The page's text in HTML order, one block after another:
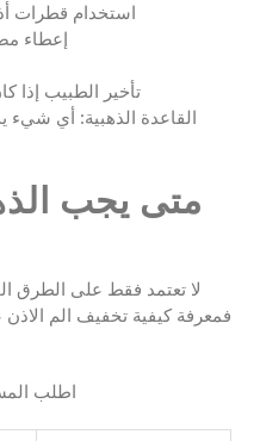
استخدام قطرات
إعطاء
تأخير الطبيب إذا
القاعدة الذهبية: أي شيء
متى يجب
لا تعتمد فقط على الطرق
فمعرفة كيفية تخفيف الم
اطلب